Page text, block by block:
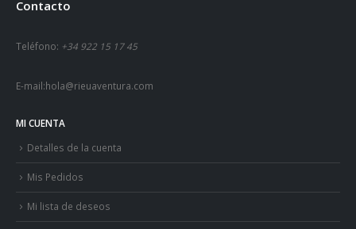
Contacto
Teléfono: +34 922 15 17 45
E-mail:hola@rieuaventura.com
MI CUENTA
Detalles de la cuenta
Mis Pedidos
Mi lista de deseos